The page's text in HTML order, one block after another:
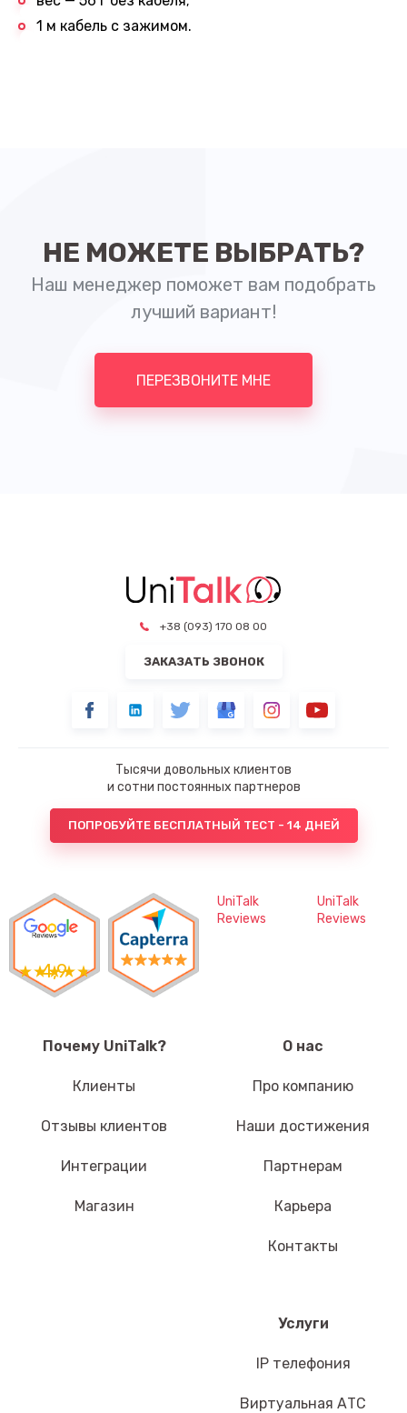
1 м кабель с зажимом.
НЕ МОЖЕТЕ ВЫБРАТЬ?
Наш менеджер поможет вам подобрать
лучший вариант!
ПЕРЕЗВОНИТЕ МНЕ
+38 (093) 170 08 00
ЗАКАЗАТЬ ЗВОНОК
Тысячи довольных клиентов
и сотни постоянных партнеров
ПОПРОБУЙТЕ БЕСПЛАТНЫЙ ТЕСТ - 14 ДНЕЙ
4,9
UniTalk
Reviews
UniTalk
Reviews
Почему UniTalk?
Клиенты
Отзывы клиентов
Интеграции
Магазин
О нас
Про компанию
Наши достижения
Партнерам
Карьера
Контакты
Услуги
IP телефония
Виртуальная АТС
+1